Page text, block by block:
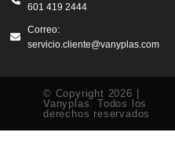
601 419 2444
Correo:
servicio.cliente@vanyplas.com
© Copyright 2026 |
Vanyplas. Todos los
derechos reservados